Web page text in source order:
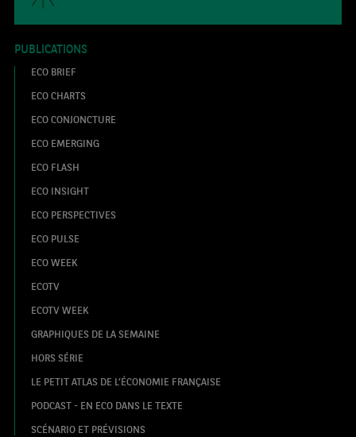
PUBLICATIONS
ECO BRIEF
ECO CHARTS
ECO CONJONCTURE
ECO EMERGING
ECO FLASH
ECO INSIGHT
ECO PERSPECTIVES
ECO PULSE
ECO WEEK
ECOTV
ECOTV WEEK
GRAPHIQUES DE LA SEMAINE
HORS SÉRIE
LE PETIT ATLAS DE L’ÉCONOMIE FRANÇAISE
PODCAST - EN ECO DANS LE TEXTE
SCÉNARIO ET PRÉVISIONS